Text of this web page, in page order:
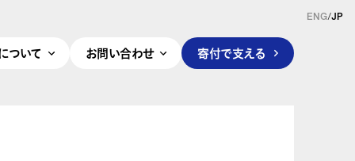
ついて お問い合わせ 寄付で支える
ENG/JP